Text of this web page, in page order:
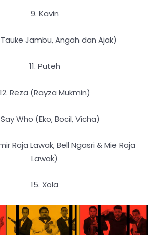
9. Kavin
(Tauke Jambu, Angah dan Ajak)
11. Puteh
12. Reza (Rayza Mukmin)
Say Who (Eko, Bocil, Vicha)
Raja Lawak, Bell Ngasri & Mie Raja
Lawak)
15. Xola